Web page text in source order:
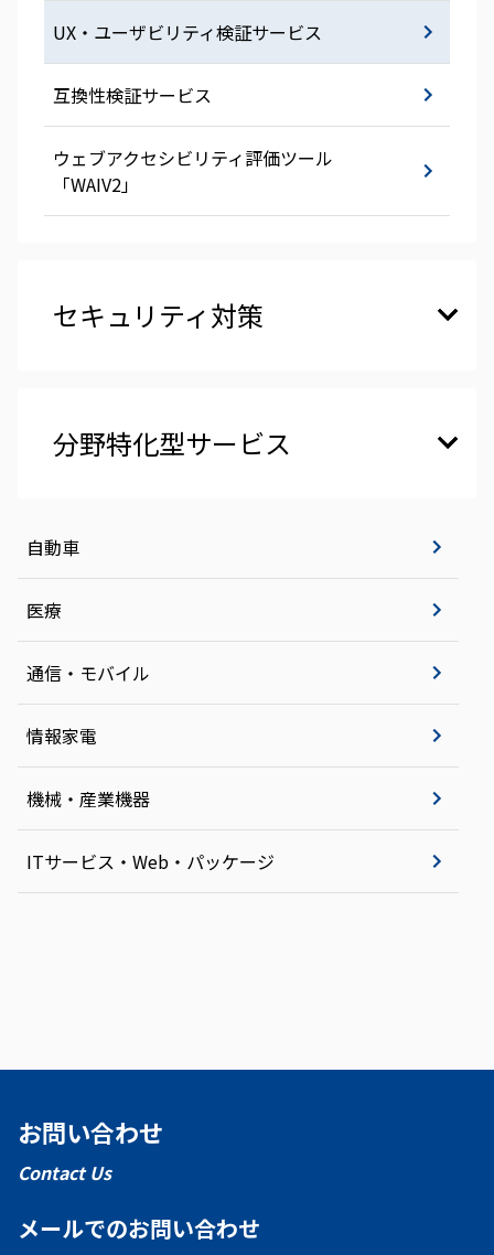
UX・ユーザビリティ検証サービス
互換性検証サービス
ウェブアクセシビリティ評価ツール
「WAIV2」
セキュリティ対策
分野特化型サービス
自動車
医療
通信・モバイル
情報家電
機械・産業機器
ITサービス・Web・パッケージ
お問い合わせ
Contact Us
メールでのお問い合わせ